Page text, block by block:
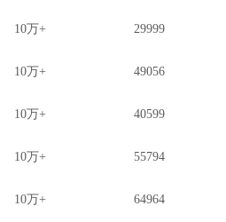
10万+ 29999
10万+ 49056
10万+ 40599
10万+ 55794
10万+ 64964